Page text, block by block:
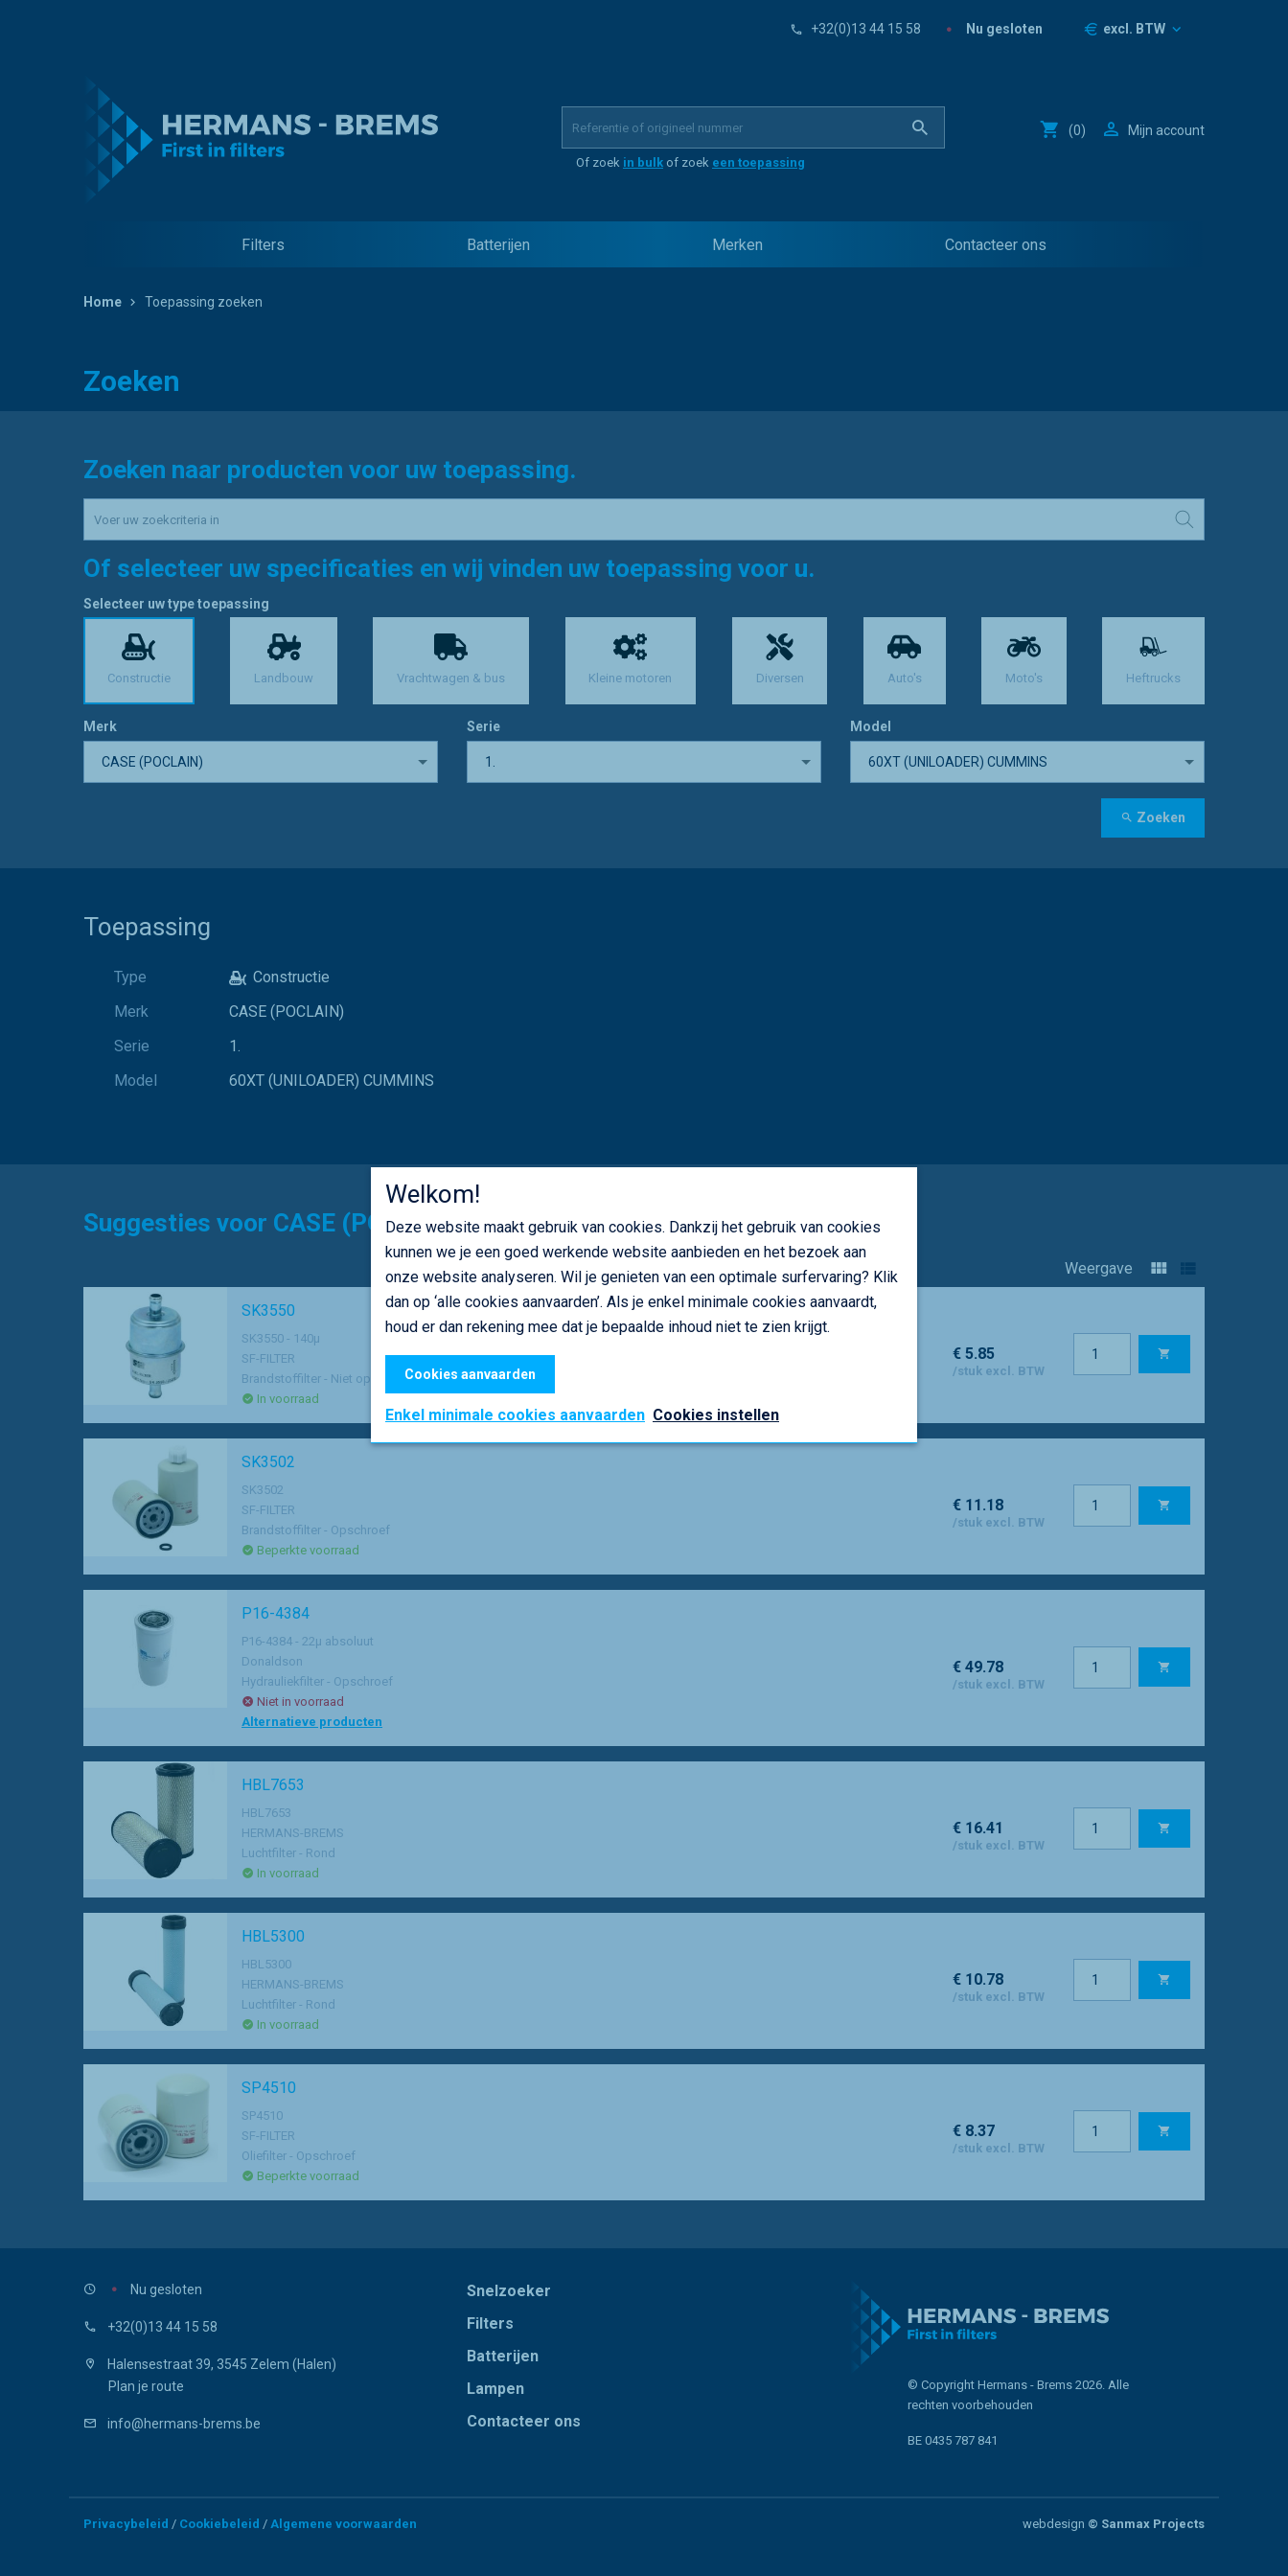
+32(0)13 44 15 58 Nu gesloten Prijzen
excl. BTW
Of zoek in bulk of zoek een toepassing
(0) Mijn account
Filters Batterijen Merken Contacteer ons
Home Toepassing zoeken
Zoeken
Zoeken naar producten voor uw toepassing.
Of selecteer uw specificaties en wij vinden uw toepassing voor u.
Selecteer uw type toepassing
Constructie Landbouw Vrachtwagen & bus Kleine motoren Diversen Auto's Moto's Heftrucks
Merk
CASE (POCLAIN)
Serie
1.
Model
60XT (UNILOADER) CUMMINS
Zoeken
Toepassing
Type
Constructie
Merk
CASE (POCLAIN)
Serie
1.
Model
60XT (UNILOADER) CUMMINS
Suggesties voor CASE (POCLAIN) - 60XT (UNILOADER) CUMMINS
Weergave
SK3550
SK3550 - 140µ
SF-FILTER
Brandstoffilter - Niet opschroef
In voorraad
€ 5.85
/stuk excl. BTW
SK3502
SK3502
SF-FILTER
Brandstoffilter - Opschroef
Beperkte voorraad
€ 11.18
/stuk excl. BTW
P16-4384
P16-4384 - 22µ absoluut
Donaldson
Hydrauliekfilter - Opschroef
Niet in voorraad
Alternatieve producten
€ 49.78
/stuk excl. BTW
HBL7653
HBL7653
HERMANS-BREMS
Luchtfilter - Rond
In voorraad
€ 16.41
/stuk excl. BTW
HBL5300
HBL5300
HERMANS-BREMS
Luchtfilter - Rond
In voorraad
€ 10.78
/stuk excl. BTW
SP4510
SP4510
SF-FILTER
Oliefilter - Opschroef
Beperkte voorraad
€ 8.37
/stuk excl. BTW
Nu gesloten
+32(0)13 44 15 58
Halensestraat 39, 3545 Zelem (Halen)
Plan je route
info@hermans-brems.be
Snelzoeker
Filters
Batterijen
Lampen
Contacteer ons
© Copyright Hermans - Brems 2026. Alle
rechten voorbehouden
BE 0435 787 841
Privacybeleid Cookiebeleid Algemene voorwaarden webdesign © Sanmax Projects
Welkom!
Deze website maakt gebruik van cookies. Dankzij het gebruik van cookies
kunnen we je een goed werkende website aanbieden en het bezoek aan
onze website analyseren. Wil je genieten van een optimale surfervaring? Klik
dan op ‘alle cookies aanvaarden’. Als je enkel minimale cookies aanvaardt,
houd er dan rekening mee dat je bepaalde inhoud niet te zien krijgt.
Cookies aanvaarden
Enkel minimale cookies aanvaarden Cookies instellen